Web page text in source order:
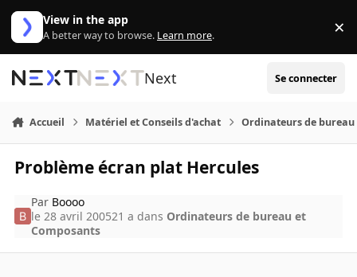
Aller au contenu
View in the app
A better way to browse. Learn more. ×
Next Se connecter
Accueil Matériel et Conseils d'achat Ordinateurs de bureau
Problème écran plat Hercules
Par Boooo
le 28 avril 200521 a dans Ordinateurs de bureau et
Composants